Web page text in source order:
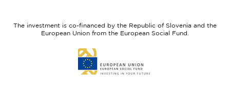
Fund
The investment is co-financed by the Republic of Slovenia and the
European Union from the European Social Fund.
to
website